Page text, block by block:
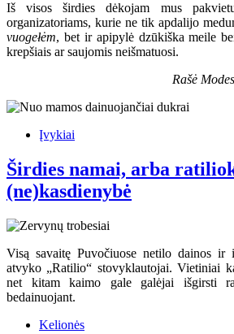
Iš visos širdies dėkojam mus
organizatoriams, kurie ne tik apdalijo
vuogełėm, bet ir apipylė dzūkiška meile
krepšiais ar saujomis neišmatuosi.
Rašė
Įvykiai
Širdies namai, arba
(ne)kasdienybė
Visą savaitę Puvočiuose netilo dainos ir
atvyko „Ratilio“ stovyklautojai. Vietiniai
net kitam kaimo gale galėjai išgirsti
bedainuojant.
Kelionės